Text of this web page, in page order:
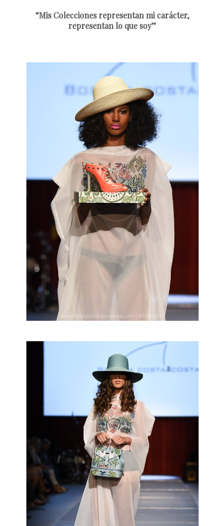
“Mis Colecciones representan mi carácter,
representan lo que soy”